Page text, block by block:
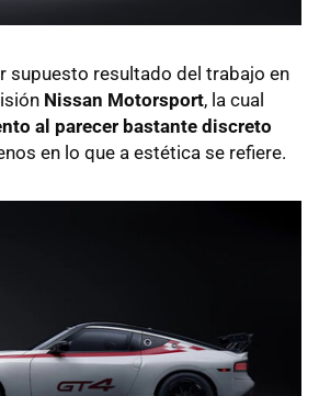
supuesto resultado del trabajo en
Nissan Motorsport, la cual
al parecer bastante discreto
en lo que a estética se refiere.